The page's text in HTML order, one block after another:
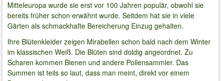
Mitteleuropa wurde sie erst vor 100 Jahren populär, obwohl sie
bereits früher schon erwähnt wurde. Seitdem hat sie in viele
Gärten als schmackhafte Bereicherung Einzug gehalten.
Ihre Blütenkleider zeigen Mirabellen schon bald nach dem Winter
im klassischen Weiß. Die Blüten sind doldig angeordnet. Zu
Scharen kommen Bienen und andere Pollensammler. Das
Summen ist teils so laut, dass man meint, direkt vor einem